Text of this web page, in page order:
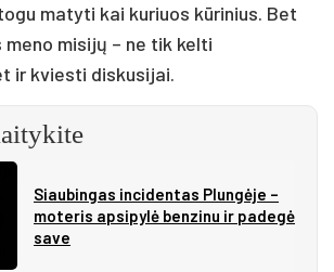
matyti kai kuriuos kūrinius. Bet
misijų – ne tik kelti
ir kviesti diskusijai.
Siau­bin­gas in­ci­den­tas Plun­gė­je –
mo­te­ris ap­si­py­lė ben­zi­nu ir pa­de­gė
sa­ve